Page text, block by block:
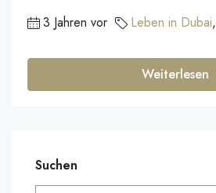
3 Jahren vor Leben in Dubai,
Weiterlesen
Suchen